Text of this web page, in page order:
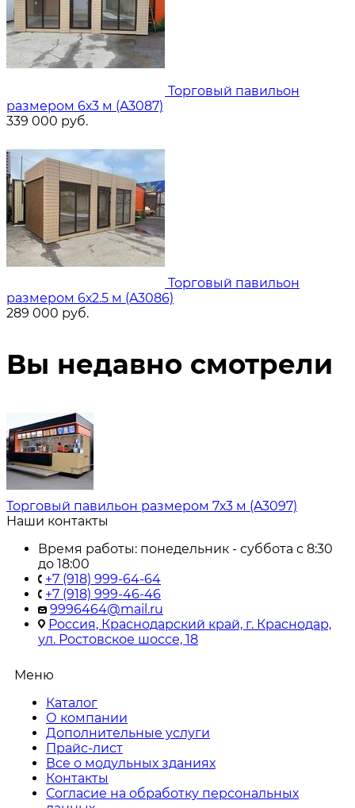
Торговый павильон
размером 6х3 м (A3087)
339 000 руб.
Торговый павильон
размером 6х2.5 м (A3086)
289 000 руб.
Вы недавно смотрели
Торговый павильон размером 7х3 м (A3097)
Наши контакты
Время работы: понедельник - суббота с 8:30
до 18:00
+7 (918) 999-64-64
+7 (918) 999-46-46
9996464@mail.ru
Россия, Краснодарский край, г. Краснодар,
ул. Ростовское шоссе, 18
Меню
Каталог
О компании
Дополнительные услуги
Прайс-лист
Все о модульных зданиях
Контакты
Согласие на обработку персональных